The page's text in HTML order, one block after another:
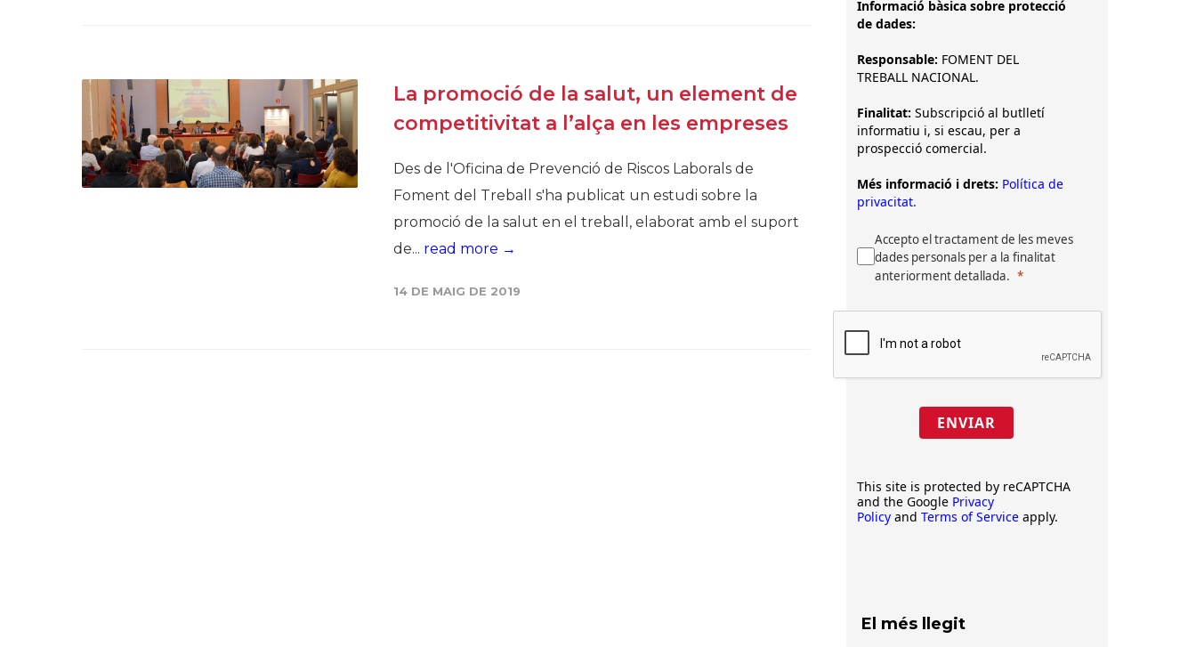
La promoció de la salut, un element de
competitivitat a l’alça en les empreses
Des de l'Oficina de Prevenció de Riscos Laborals de
Foment del Treball s'ha publicat un estudi sobre la
promoció de la salut en el treball, elaborat amb el suport
de... read more →
14 DE MAIG DE 2019
Informació bàsica sobre protecció
de dades:
Responsable: FOMENT DEL
TREBALL NACIONAL.
Finalitat: Subscripció al butlletí
informatiu i, si escau, per a
prospecció comercial.
Més informació i drets: Política de
privacitat.
Accepto el tractament de les meves
dades personals per a la finalitat
anteriorment detallada.
ENVIAR
This site is protected by reCAPTCHA
and the Google Privacy
Policy and Terms of Service apply.
El més llegit